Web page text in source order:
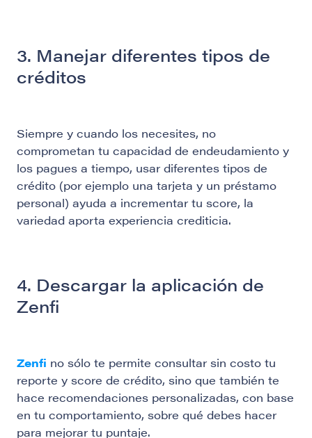
3. Manejar diferentes tipos de
créditos
Siempre y cuando los necesites, no
comprometan tu capacidad de endeudamiento y
los pagues a tiempo, usar diferentes tipos de
crédito (por ejemplo una tarjeta y un préstamo
personal) ayuda a incrementar tu score, la
variedad aporta experiencia crediticia.
4. Descargar la aplicación de
Zenfi
Zenfi no sólo te permite consultar sin costo tu
reporte y score de crédito, sino que también te
hace recomendaciones personalizadas, con base
en tu comportamiento, sobre qué debes hacer
para mejorar tu puntaje.